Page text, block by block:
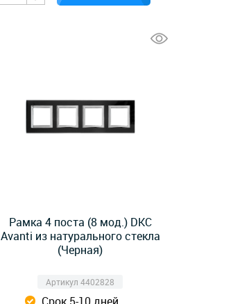
Рамка 4 поста (8 мод.) DKC
Avanti из натурального стекла
(Черная)
Артикул 4402828